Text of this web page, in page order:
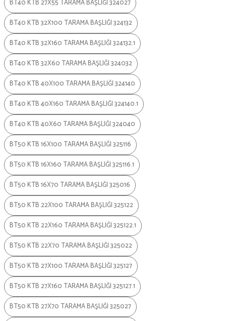
BT40 KTB 27X55 TARAMA BAŞLIĞI 324027
BT40 KTB 32X100 TARAMA BAŞLIĞI 324132
BT40 KTB 32X160 TARAMA BAŞLIĞI 324132.1
BT40 KTB 32X60 TARAMA BAŞLIĞI 324032
BT40 KTB 40X100 TARAMA BAŞLIĞI 324140
BT40 KTB 40X160 TARAMA BAŞLIĞI 324140.1
BT40 KTB 40X60 TARAMA BAŞLIĞI 324040
BT50 KTB 16X100 TARAMA BAŞLIĞI 325116
BT50 KTB 16X160 TARAMA BAŞLIĞI 325116.1
BT50 KTB 16X70 TARAMA BAŞLIĞI 325016
BT50 KTB 22X100 TARAMA BAŞLIĞI 325122
BT50 KTB 22X160 TARAMA BAŞLIĞI 325122.1
BT50 KTB 22X70 TARAMA BAŞLIĞI 325022
BT50 KTB 27X100 TARAMA BAŞLIĞI 325127
BT50 KTB 27X160 TARAMA BAŞLIĞI 325127.1
BT50 KTB 27X70 TARAMA BAŞLIĞI 325027